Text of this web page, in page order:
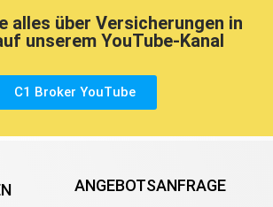
alles über Versicherungen in
unserem YouTube-Kanal
C1 Broker YouTube
ANGEBOTSANFRAGE